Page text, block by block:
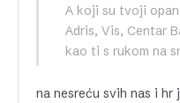
A koji su tvoji
Adris, Vis, Centar
kao ti s rukom na
na nesreću svih nas i hr